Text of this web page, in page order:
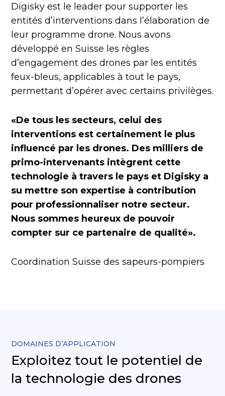
Digisky est le leader pour supporter les
entités d’interventions dans l’élaboration de
leur programme drone. Nous avons
développé en Suisse les règles
d’engagement des drones par les entités
feux-bleus, applicables à tout le pays,
permettant d’opérer avec certains privilèges.
«De tous les secteurs, celui des
interventions est certainement le plus
influencé par les drones. Des milliers de
primo-intervenants intègrent cette
technologie à travers le pays et Digisky a
su mettre son expertise à contribution
pour professionnaliser notre secteur.
Nous sommes heureux de pouvoir
compter sur ce partenaire de qualité».
Coordination Suisse des sapeurs-pompiers
DOMAINES D’APPLICATION
Exploitez tout le potentiel de
la technologie des drones